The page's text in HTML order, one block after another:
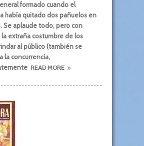
formado cuando el
había quitado dos pañuelos en
Se aplaude todo, pero con
la extraña costumbre de los
al público (también se
la concurrencia,
READ MORE